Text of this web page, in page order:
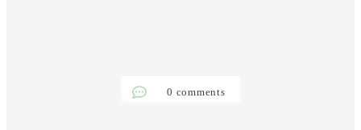
0 comments